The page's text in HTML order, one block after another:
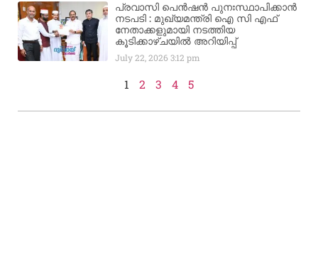
പ്രവാസി പെൻഷൻ പുനഃസ്ഥാപിക്കാൻ
നടപടി : മുഖ്യമന്ത്രി ഐ സി എഫ്
നേതാക്കളുമായി നടത്തിയ
കൂടിക്കാഴ്ചയിൽ അറിയിപ്പ്
July 22, 20263:12 pm
1 2 3 4 5